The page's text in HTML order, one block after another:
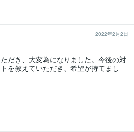
2022年2月2日
だき、大変為になりました。今後の対
を教えていただき、希望が持てまし